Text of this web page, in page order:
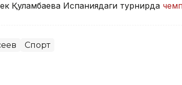
Қуламбаева Испаниядаги турнирда
Спорт